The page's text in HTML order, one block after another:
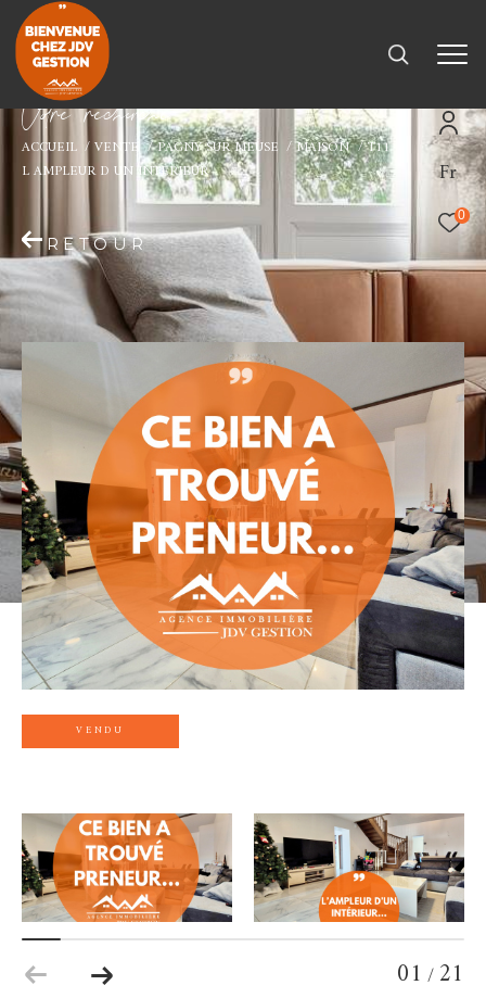
Fr
0
Vore recece
ACCUEIL VENTE PAGNY SUR MEUSE MAISON
T11
L AMPLEUR D UN INTERIEUR
RETOUR
VENDU
01 / 21